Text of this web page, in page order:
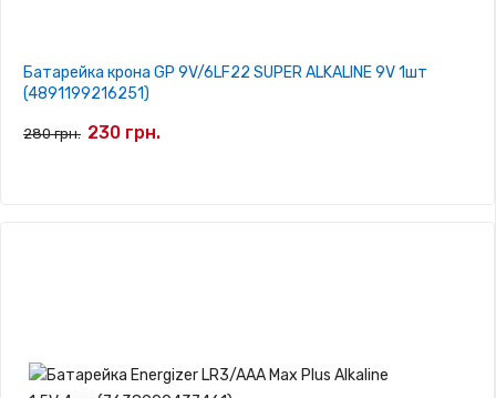
Батарейка крона GP 9V/6LF22 SUPER ALKALINE 9V 1шт
(4891199216251)
280 грн. 230 грн.